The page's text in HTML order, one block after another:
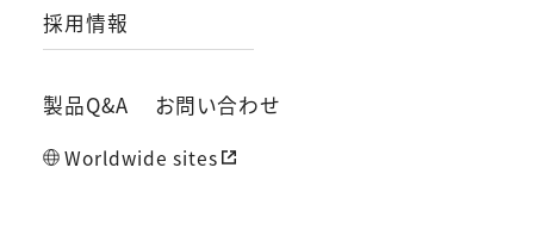
採用情報
製品Q&A お問い合わせ
Worldwide sites